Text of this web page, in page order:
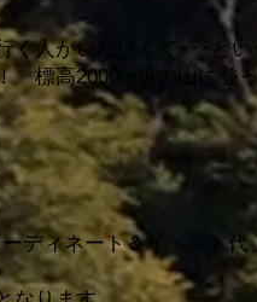
人がいないくて･･･と
標高2000m級の山に登
ディネート＆イベント